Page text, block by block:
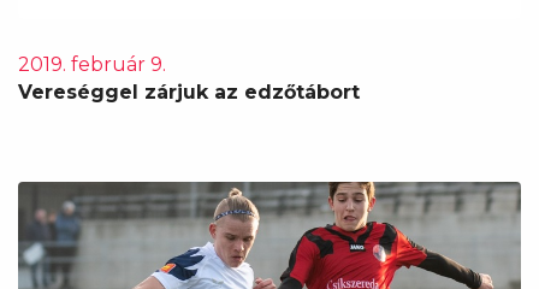
2019. február 9.
Vereséggel zárjuk az edzőtábort